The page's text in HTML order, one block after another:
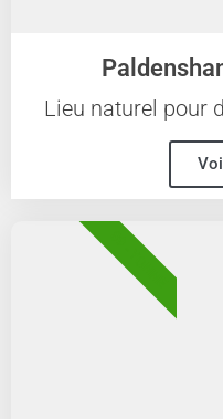
Lieu naturel pour
89 - YONNE